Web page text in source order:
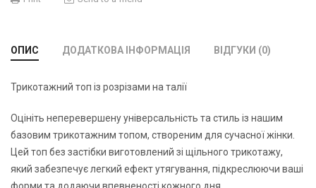
ОПИС ДОДАТКОВА ІНФОРМАЦІЯ ВІДГУКИ (0)
Трикотажний топ із розрізами на талії
Оцініть неперевершену універсальність та стиль із нашим
базовим трикотажним топом, створеним для сучасної жінки.
Цей топ без застібки виготовлений зі щільного трикотажу,
який забезпечує легкий ефект утягування, підкреслюючи ваші